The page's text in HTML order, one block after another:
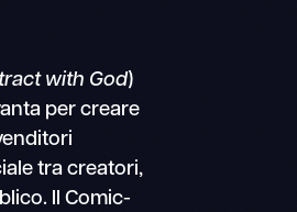
with God)
per creare
tra creatori,
Il Comic-